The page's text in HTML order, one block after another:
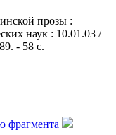
прозы :
наук : 10.01.03 /
- 58 с.
фрагмента